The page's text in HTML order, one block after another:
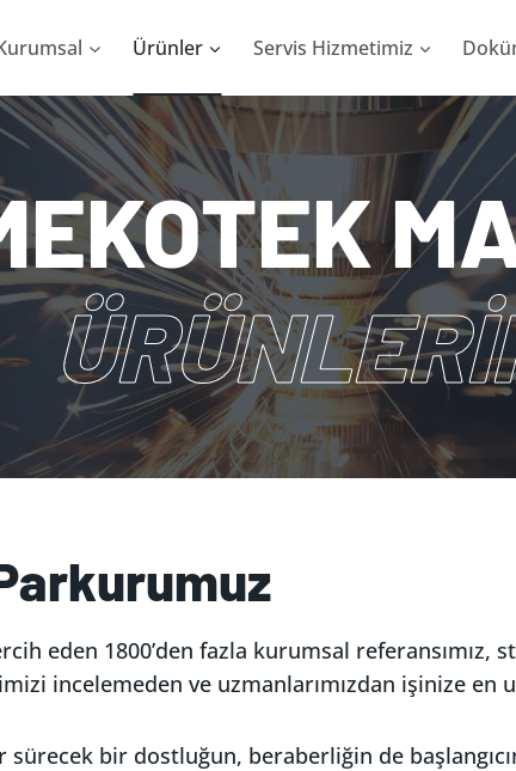
Ürünler Servis Hizmetimiz
eden 1800’den fazla kurumsal referansımız,
incelemeden ve uzmanlarımızdan işinize
sürecek bir dostluğun, beraberliğin de